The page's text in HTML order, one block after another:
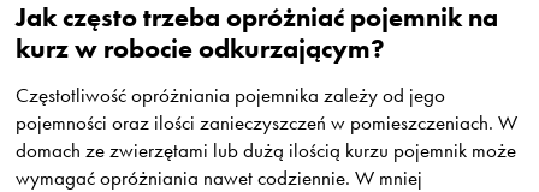
Jak często trzeba opróżniać pojemnik na
kurz w robocie odkurzającym?
Częstotliwość opróżniania pojemnika zależy od jego
pojemności oraz ilości zanieczyszczeń w pomieszczeniach. W
domach ze zwierzętami lub dużą ilością kurzu pojemnik może
wymagać opróżniania nawet codziennie. W mniej